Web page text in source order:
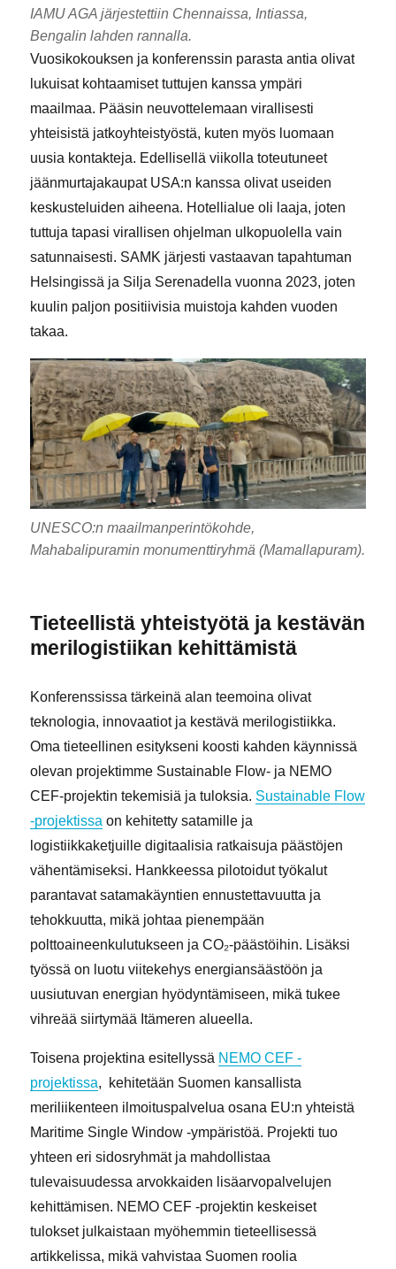
IAMU AGA järjestettiin Chennaissa, Intiassa,
Bengalin lahden rannalla.
Vuosikokouksen ja konferenssin parasta antia olivat
lukuisat kohtaamiset tuttujen kanssa ympäri
maailmaa. Pääsin neuvottelemaan virallisesti
yhteisistä jatkoyhteistyöstä, kuten myös luomaan
uusia kontakteja. Edellisellä viikolla toteutuneet
jäänmurtajakaupat USA:n kanssa olivat useiden
keskusteluiden aiheena. Hotellialue oli laaja, joten
tuttuja tapasi virallisen ohjelman ulkopuolella vain
satunnaisesti. SAMK järjesti vastaavan tapahtuman
Helsingissä ja Silja Serenadella vuonna 2023, joten
kuulin paljon positiivisia muistoja kahden vuoden
takaa.
UNESCO:n maailmanperintökohde,
Mahabalipuramin monumenttiryhmä (Mamallapuram).
Tieteellistä yhteistyötä ja kestävän
merilogistiikan kehittämistä
Konferenssissa tärkeinä alan teemoina olivat
teknologia, innovaatiot ja kestävä merilogistiikka.
Oma tieteellinen esitykseni koosti kahden käynnissä
olevan projektimme Sustainable Flow- ja NEMO
CEF-projektin tekemisiä ja tuloksia. Sustainable Flow
-projektissa on kehitetty satamille ja
logistiikkaketjuille digitaalisia ratkaisuja päästöjen
vähentämiseksi. Hankkeessa pilotoidut työkalut
parantavat satamakäyntien ennustettavuutta ja
tehokkuutta, mikä johtaa pienempään
polttoaineenkulutukseen ja CO₂-päästöihin. Lisäksi
työssä on luotu viitekehys energiansäästöön ja
uusiutuvan energian hyödyntämiseen, mikä tukee
vihreää siirtymää Itämeren alueella.
Toisena projektina esitellyssä NEMO CEF -
projektissa, kehitetään Suomen kansallista
meriliikenteen ilmoituspalvelua osana EU:n yhteistä
Maritime Single Window -ympäristöä. Projekti tuo
yhteen eri sidosryhmät ja mahdollistaa
tulevaisuudessa arvokkaiden lisäarvopalvelujen
kehittämisen. NEMO CEF -projektin keskeiset
tulokset julkaistaan myöhemmin tieteellisessä
artikkelissa, mikä vahvistaa Suomen roolia